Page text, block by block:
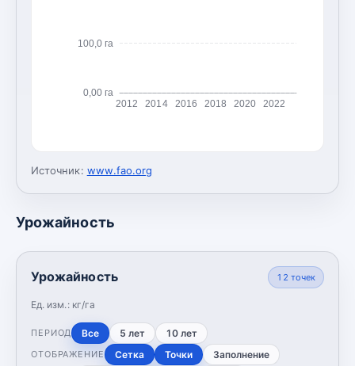
0,00 га
100,0 га
2012 2014 2016 2018 2020 2022
Источник: www.fao.org
Урожайность
Урожайность
Ед. изм.: кг/га
12 точек
ПЕРИОД Все 5 лет 10 лет
ОТОБРАЖЕНИЕ Сетка Точки Заполнение